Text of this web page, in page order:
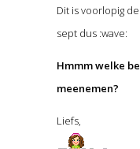
Dit is voorlopig
sept dus :wave:
Hmmm welke
meenemen?
Liefs,